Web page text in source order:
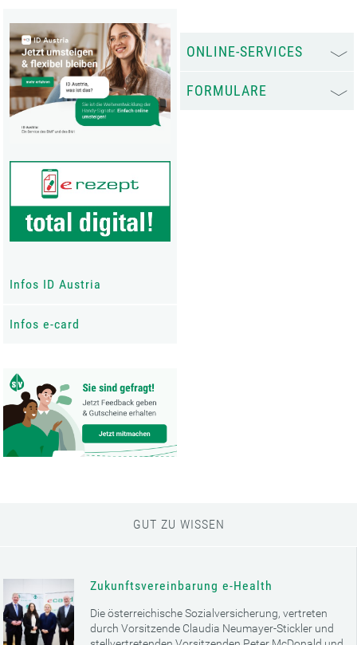
Infos ID Austria
Infos e-card
ONLINE-SERVICES
FORMULARE
GUT ZU WISSEN
Zukunftsvereinbarung e-Health
Die österreichische Sozialversicherung, vertreten
durch Vorsitzende Claudia Neumayer-Stickler und